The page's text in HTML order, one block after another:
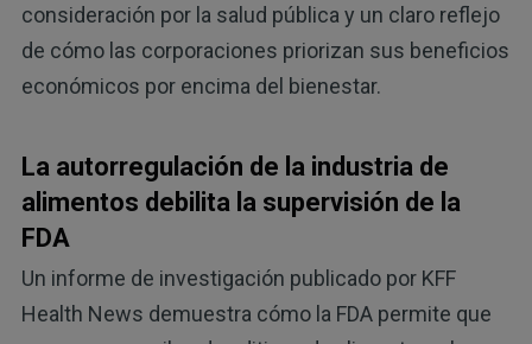
consideración por la salud pública y un claro reflejo
de cómo las corporaciones priorizan sus beneficios
económicos por encima del bienestar.
La autorregulación de la industria de
alimentos debilita la supervisión de la
FDA
Un informe de investigación publicado por KFF
Health News demuestra cómo la FDA permite que